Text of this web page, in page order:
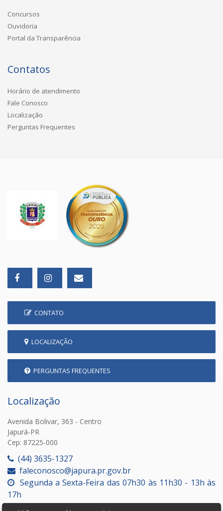
Concursos
Ouvidoria
Portal da Transparência
Contatos
Horário de atendimento
Fale Conosco
Localização
Perguntas Frequentes
CONTATO
LOCALIZAÇÃO
PERGUNTAS FREQUENTES
Localização
Avenida Bolivar, 363 - Centro
Japurá-PR
Cep: 87225-000
(44) 3635-1327
faleconosco@japura.pr.gov.br
Segunda a Sexta-Feira das 07h30 às 11h30 - 13h às
17h